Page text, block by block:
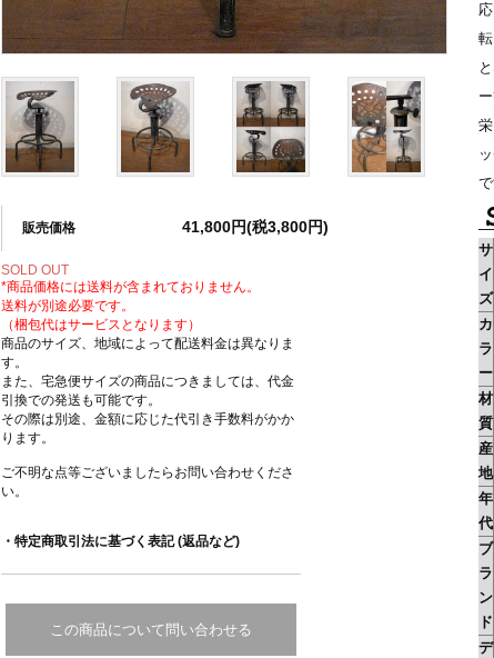
で
サ
イ
ズ
カ
ラ
ー
材
質
産
地
年
代
ブ
ラ
ン
ド
デ
販売価格 41,800円(税3,800円)
SOLD OUT
*商品価格には送料が含まれておりません。
送料が別途必要です。
（梱包代はサービスとなります）
商品のサイズ、地域によって配送料金は異なりま
す。
また、宅急便サイズの商品につきましては、代金
引換での発送も可能です。
その際は別途、金額に応じた代引き手数料がかか
ります。
ご不明な点等ございましたらお問い合わせくださ
い。
・特定商取引法に基づく表記 (返品など)
この商品について問い合わせる